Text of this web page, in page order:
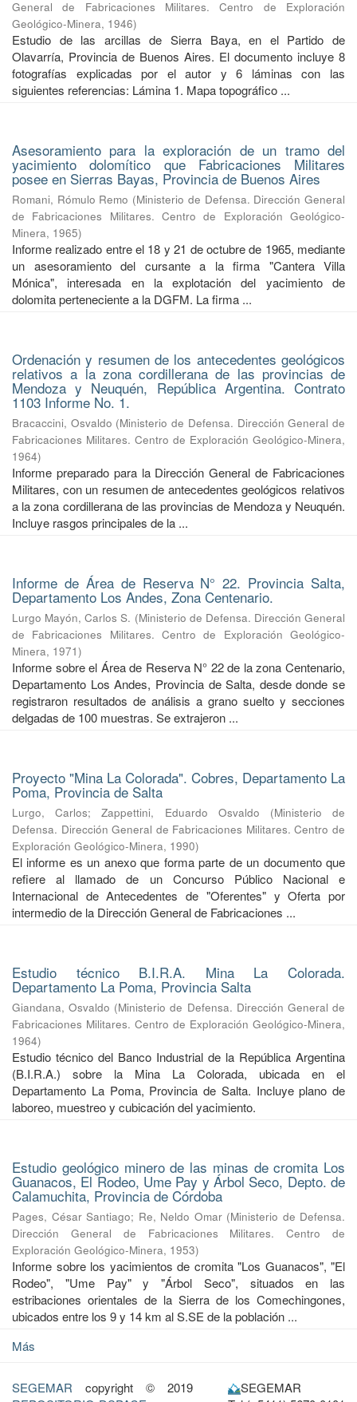
General de Fabricaciones Militares. Centro de Exploración
Geológico-Minera, 1946)
Estudio de las arcillas de Sierra Baya, en el Partido de
Olavarría, Provincia de Buenos Aires. El documento incluye 8
fotografías explicadas por el autor y 6 láminas con las
siguientes referencias: Lámina 1. Mapa topográfico ...
Asesoramiento para la exploración de un tramo del
yacimiento dolomítico que Fabricaciones Militares
posee en Sierras Bayas, Provincia de Buenos Aires
Romani, Rómulo Remo (Ministerio de Defensa. Dirección General
de Fabricaciones Militares. Centro de Exploración Geológico-
Minera, 1965)
Informe realizado entre el 18 y 21 de octubre de 1965, mediante
un asesoramiento del cursante a la firma "Cantera Villa
Mónica", interesada en la explotación del yacimiento de
dolomita perteneciente a la DGFM. La firma ...
Ordenación y resumen de los antecedentes geológicos
relativos a la zona cordillerana de las provincias de
Mendoza y Neuquén, República Argentina. Contrato
1103 Informe No. 1.
Bracaccini, Osvaldo (Ministerio de Defensa. Dirección General de
Fabricaciones Militares. Centro de Exploración Geológico-Minera,
1964)
Informe preparado para la Dirección General de Fabricaciones
Militares, con un resumen de antecedentes geológicos relativos
a la zona cordillerana de las provincias de Mendoza y Neuquén.
Incluye rasgos principales de la ...
Informe de Área de Reserva N° 22. Provincia Salta,
Departamento Los Andes, Zona Centenario.
Lurgo Mayón, Carlos S. (Ministerio de Defensa. Dirección General
de Fabricaciones Militares. Centro de Exploración Geológico-
Minera, 1971)
Informe sobre el Área de Reserva N° 22 de la zona Centenario,
Departamento Los Andes, Provincia de Salta, desde donde se
registraron resultados de análisis a grano suelto y secciones
delgadas de 100 muestras. Se extrajeron ...
Proyecto "Mina La Colorada". Cobres, Departamento La
Poma, Provincia de Salta
Lurgo, Carlos;Zappettini, Eduardo Osvaldo (Ministerio de
Defensa. Dirección General de Fabricaciones Militares. Centro de
Exploración Geológico-Minera, 1990)
El informe es un anexo que forma parte de un documento que
refiere al llamado de un Concurso Público Nacional e
Internacional de Antecedentes de "Oferentes" y Oferta por
intermedio de la Dirección General de Fabricaciones ...
Estudio técnico B.I.R.A. Mina La Colorada.
Departamento La Poma, Provincia Salta
Giandana, Osvaldo (Ministerio de Defensa. Dirección General de
Fabricaciones Militares. Centro de Exploración Geológico-Minera,
1964)
Estudio técnico del Banco Industrial de la República Argentina
(B.I.R.A.) sobre la Mina La Colorada, ubicada en el
Departamento La Poma, Provincia de Salta. Incluye plano de
laboreo, muestreo y cubicación del yacimiento.
Estudio geológico minero de las minas de cromita Los
Guanacos, El Rodeo, Ume Pay y Árbol Seco, Depto. de
Calamuchita, Provincia de Córdoba
Pages, César Santiago; Re, Neldo Omar (Ministerio de Defensa.
Dirección General de Fabricaciones Militares. Centro de
Exploración Geológico-Minera, 1953)
Informe sobre los yacimientos de cromita "Los Guanacos", "El
Rodeo", "Ume Pay" y "Árbol Seco", situados en las
estribaciones orientales de la Sierra de los Comechingones,
ubicados entre los 9 y 14 km al S.SE de la población ...
Más
SEGEMAR copyright © 2019
SEGEMAR